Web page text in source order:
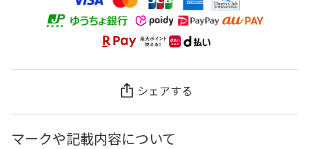
シェアする
マークや記載内容について